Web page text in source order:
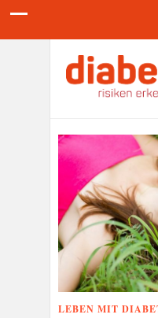
LEBEN MIT